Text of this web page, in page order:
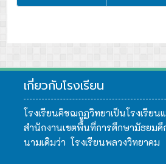
เกี่ยวกับโรงเรียน
โรงเรียนคิชฌกูฏวิทยาเป็นโรงเรีย
สำนักงานเขตพื้นที่การศึกษามัธยม
นามเดิมว่า โรงเรียนพลวงวิทยาคม